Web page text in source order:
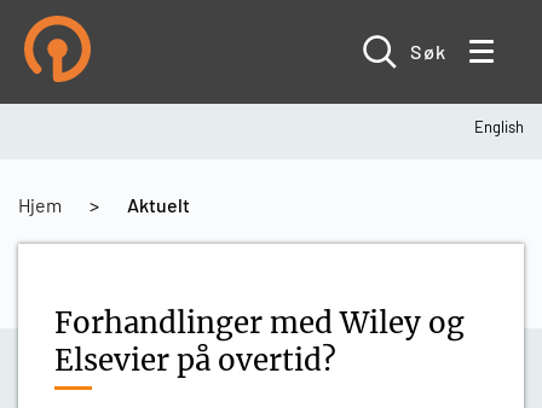
hovedinnhold
Søk
English
Navigasjonssti
Hjem Aktuelt
Forhandlinger med Wiley og
Elsevier på overtid?